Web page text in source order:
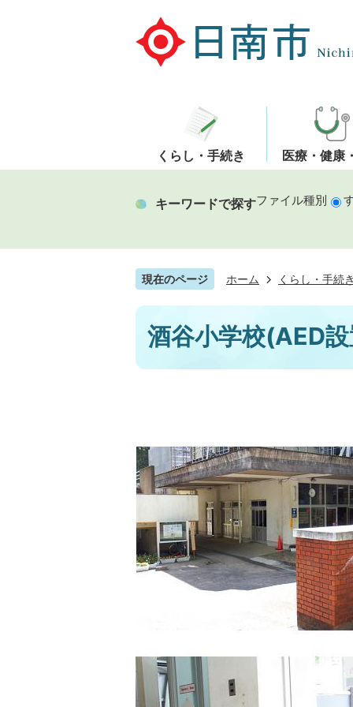
くらし・手続き 医療・健康
キーワードで探すファイル種別
現在のページ ホーム くらし・手続
酒谷小学校(AED